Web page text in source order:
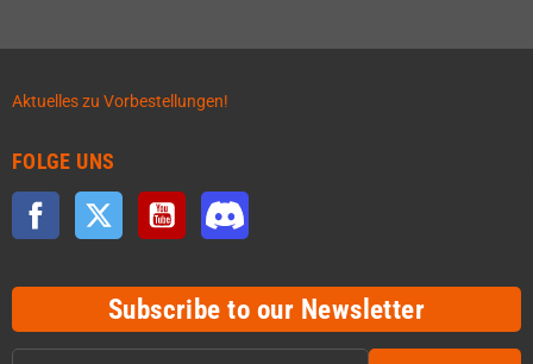
Aktuelles zu Vorbestellungen!
FOLGE UNS
Facebook Twitter YouTube
Subscribe to our Newsletter